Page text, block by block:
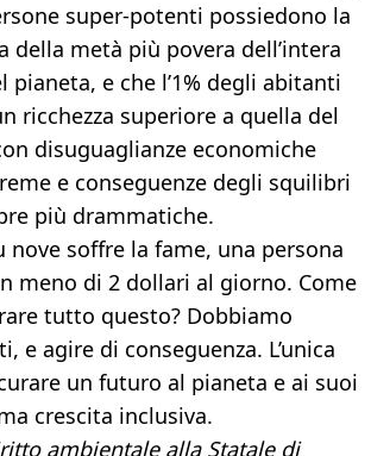
super-potenti possiedono la
della metà più povera dell’intera
pianeta, e che l’1% degli abitanti
ricchezza superiore a quella del
disuguaglianze economiche
e conseguenze degli squilibri
più drammatiche.
nove soffre la fame, una persona
meno di 2 dollari al giorno. Come
tutto questo? Dobbiamo
e agire di conseguenza. L’unica
un futuro al pianeta e ai suoi
crescita inclusiva.
ambientale alla Statale di